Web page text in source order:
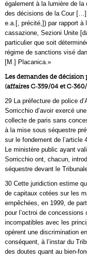
également à la lumière de la
des décisions de la Cour
e.a.[, précité,]) par rapport à
cassazione, Sezioni Unite
particulier que soit
régime de sanctions visé
[M.] Placanica.»
Les demandes de
(affaires C‑359/04 et
29 La préfecture de police
Sorricchio d’avoir exercé
collecte de paris sans
à la mise sous séquestre
sur le fondement de l’article
Le ministère public ayant
Sorricchio ont, chacun,
séquestre devant le
30 Cette juridiction estime
de capitaux cotées sur les
empêchées, en 1999, de
pour l’octroi de concessions
incompatibles avec les
opèrent une discrimination
conséquent, à l’instar du
des doutes quant au